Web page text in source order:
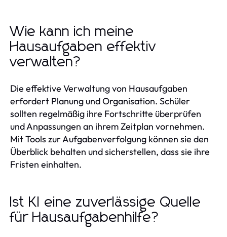
Wie kann ich meine
Hausaufgaben effektiv
verwalten?
Die effektive Verwaltung von Hausaufgaben
erfordert Planung und Organisation. Schüler
sollten regelmäßig ihre Fortschritte überprüfen
und Anpassungen an ihrem Zeitplan vornehmen.
Mit Tools zur Aufgabenverfolgung können sie den
Überblick behalten und sicherstellen, dass sie ihre
Fristen einhalten.
Ist KI eine zuverlässige Quelle
für Hausaufgabenhilfe?